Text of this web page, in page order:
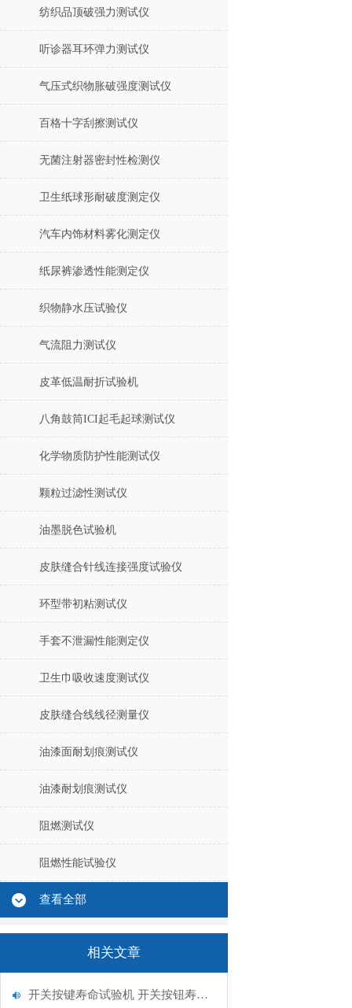
纺织品顶破强力测试仪
听诊器耳环弹力测试仪
气压式织物胀破强度测试仪
百格十字刮擦测试仪
无菌注射器密封性检测仪
卫生纸球形耐破度测定仪
汽车内饰材料雾化测定仪
纸尿裤渗透性能测定仪
织物静水压试验仪
气流阻力测试仪
皮革低温耐折试验机
八角鼓筒ICI起毛起球测试仪
化学物质防护性能测试仪
颗粒过滤性测试仪
油墨脱色试验机
皮肤缝合针线连接强度试验仪
环型带初粘测试仪
手套不泄漏性能测定仪
卫生巾吸收速度测试仪
皮肤缝合线线径测量仪
油漆面耐划痕测试仪
油漆耐划痕测试仪
阻燃测试仪
阻燃性能试验仪
查看全部
相关文章
开关按键寿命试验机 开关按钮寿命试验机介绍 专业生产 山东赛锐特